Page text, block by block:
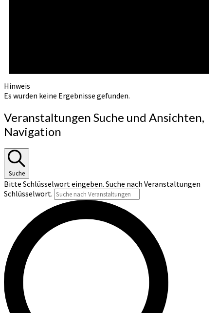
Hinweis
Es wurden keine Ergebnisse gefunden.
Veranstaltungen Suche und Ansichten,
Navigation
Suche
Bitte Schlüsselwort eingeben. Suche nach Veranstaltungen
Schlüsselwort.